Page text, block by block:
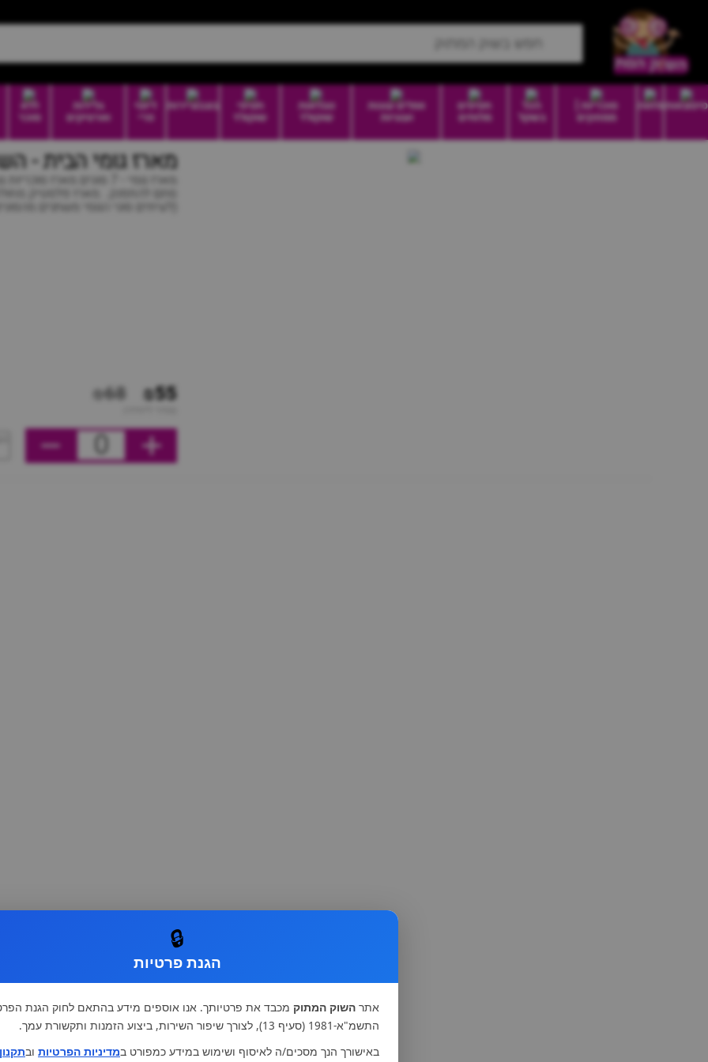
סיטונאותמזווה
סוכריות |
ממתקים
הכל
בשקל
חטיפים
מלוחים
וופלים עוגות
ועוגיות
טבלאות
שוקולד
חטיפי
שוקולד
בונבוניירות
דיוטי
פרי
גלידות
וארטיקים
ללא
סוכר
מארז גומי הבית -
₪55
₪68
0
🔒
הגנת פרטיות
אתר השוק המתוק מכבד את פרטיותך. אנו אוספים מידע בהתאם לחוק הגנת
התשמ"א-1981 (סעיף 13), לצורך שיפור השירות, ביצוע הזמנות ותקשורת עמך.
באישורך הנך מסכים/ה לאיסוף ושימוש במידע כמפורט במדיניות הפרטיות ובתקנון